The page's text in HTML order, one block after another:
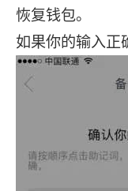
恢复钱包。
如果你的输入正